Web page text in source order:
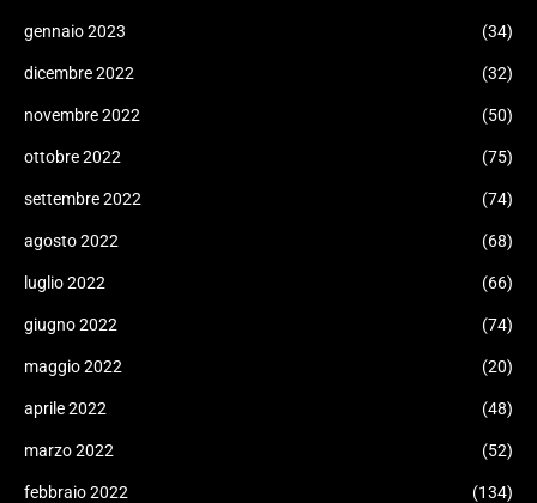
gennaio 2023 (34)
dicembre 2022 (32)
novembre 2022 (50)
ottobre 2022 (75)
settembre 2022 (74)
agosto 2022 (68)
luglio 2022 (66)
giugno 2022 (74)
maggio 2022 (20)
aprile 2022 (48)
marzo 2022 (52)
febbraio 2022 (134)